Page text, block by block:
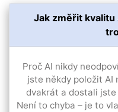
Jak změřit kvalitu
Proč AI nikdy
jste někdy položit AI
dvakrát a dostali jste
Není to chyba – je to